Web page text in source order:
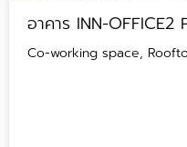
อาคาร INN-OFFICE2
Co-working space,